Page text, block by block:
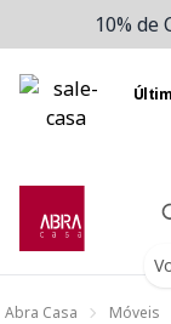
10% de
Abra Casa Móveis